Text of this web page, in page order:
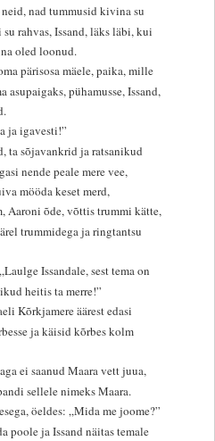
nad tummusid kivina su
rahvas, Issand, läks läbi, kui
oled loonud.
pärisosa mäele, paika, mille
asupaigaks, pühamusse, Issand,
ja igavesti!”
ta sõjavankrid ja ratsanikud
nende peale mere vee,
mööda keset merd,
Aaroni õde, võttis trummi kätte,
trummidega ja ringtantsu
Issandale, sest tema on
heitis ta merre!”
Kõrkjamere äärest edasi
ja käisid kõrbes kolm
ei saanud Maara vett juua,
sellele nimeks Maara.
öeldes: „Mida me joome?”
poole ja Issand näitas temale